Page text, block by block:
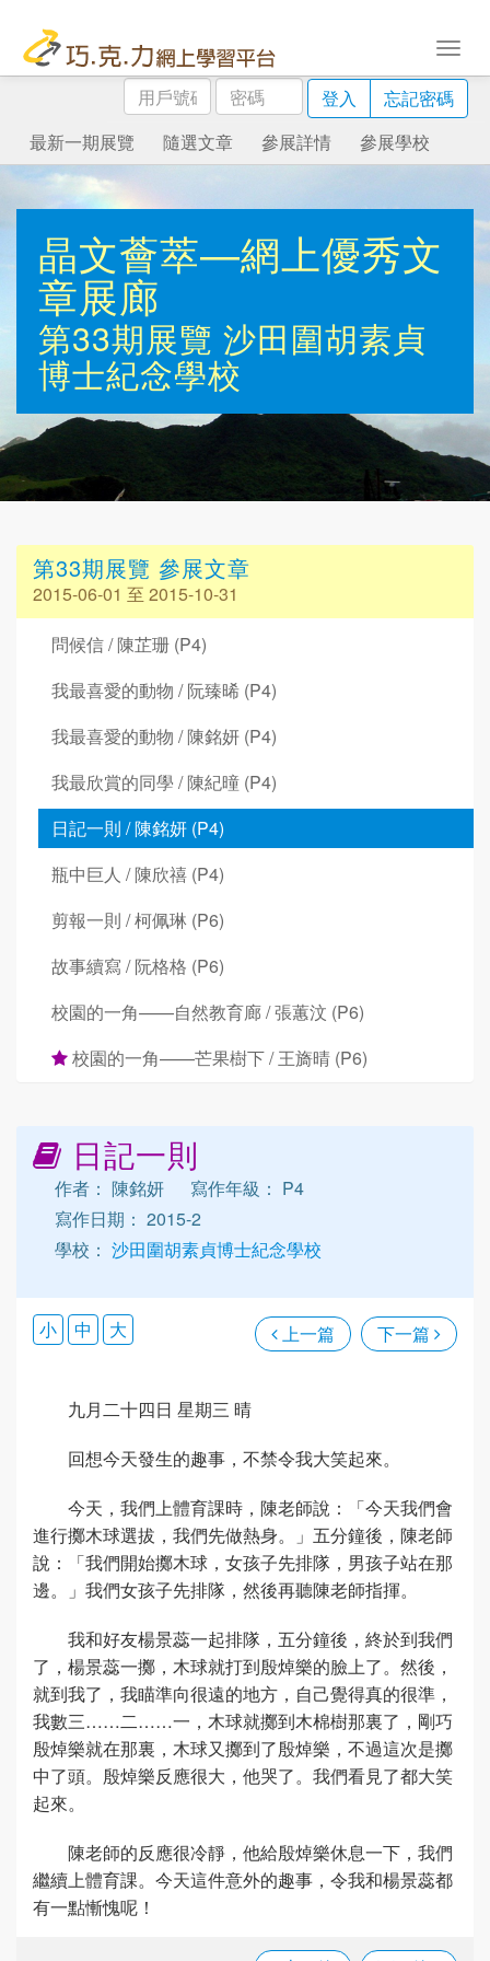
用
戶
號
碼
密
碼
登入
忘記密碼
最新一期展覽
隨選文章 參展詳情 參展學校
晶文薈萃—網上優秀文
章展廊
第33期展覽 沙田圍胡素貞
博士紀念學校
第33期展覽 參展文章
2015-06-01 至 2015-10-31
問候信 / 陳芷珊 (P4)
我最喜愛的動物 / 阮臻晞 (P4)
我最喜愛的動物 / 陳銘妍 (P4)
我最欣賞的同學 / 陳紀曈 (P4)
日記一則 / 陳銘妍 (P4)
瓶中巨人 / 陳欣禧 (P4)
剪報一則 / 柯佩琳 (P6)
故事續寫 / 阮格格 (P6)
校園的一角——自然教育廊 / 張蕙汶 (P6)
校園的一角——芒果樹下 / 王旖晴 (P6)
日記一則
作者： 陳銘妍
寫作年級： P4
寫作日期： 2015-2
學校： 沙田圍胡素貞博士紀念學校
上一篇 下一篇
小 中 大
九月二十四日 星期三 晴
回想今天發生的趣事，不禁令我大笑起來。
今天，我們上體育課時，陳老師說：「今天我們會
進行擲木球選拔，我們先做熱身。」五分鐘後，陳老師
說：「我們開始擲木球，女孩子先排隊，男孩子站在那
邊。」我們女孩子先排隊，然後再聽陳老師指揮。
我和好友楊景蕊一起排隊，五分鐘後，終於到我們
了，楊景蕊一擲，木球就打到殷焯樂的臉上了。然後，
就到我了，我瞄準向很遠的地方，自己覺得真的很準，
我數三……二……一，木球就擲到木棉樹那裏了，剛巧
殷焯樂就在那裏，木球又擲到了殷焯樂，不過這次是擲
中了頭。殷焯樂反應很大，他哭了。我們看見了都大笑
起來。
陳老師的反應很冷靜，他給殷焯樂休息一下，我們
繼續上體育課。今天這件意外的趣事，令我和楊景蕊都
有一點慚愧呢！